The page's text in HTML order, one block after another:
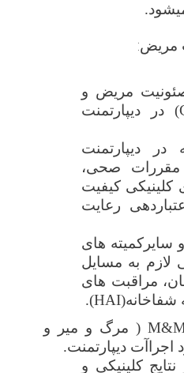
مریض:
مریض و
در دیپارتمنت
در دیپارتمنت
مقررات صحی،
کلینیکی کیفیت
رعایت
سایرکمیته ‌های
لازم به مسایل
مراقبت‌ های
شفاخانه(HAI)
.
( مرگ و میر و
اجراآت دیپارتمنت.
کلینیکی و